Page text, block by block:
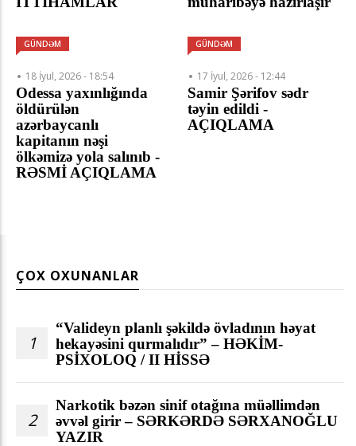
GÜNDƏM
18 İyul, 2026 - 18:54
Odessa yaxınlığında
öldürülən
azərbaycanlı
kapitanın nəşi
ölkəmizə yola salınıb -
RƏSMİ AÇIQLAMA
GÜNDƏM
17 İyul, 2026 - 12:44
Samir Şərifov sədr
təyin edildi -
AÇIQLAMA
ÇOX OXUNANLAR
1
“Valideyn planlı şəkildə övladının həyat
hekayəsini qurmalıdır” – HƏKİM-
PSİXOLOQ / II HİSSƏ
2
Narkotik bəzən sinif otağına müəllimdən
əvvəl girir – SƏRKƏRDƏ SƏRXANOĞLU
YAZIR